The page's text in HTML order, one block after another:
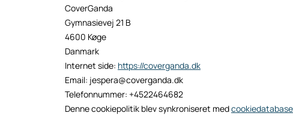
CoverGanda
Gymnasievej 21 B
4600 Køge
Danmark
Internet side: https://coverganda.dk
Email: jespera@coverganda.dk
Telefonnummer: +4522464682
Denne cookiepolitik blev synkroniseret med